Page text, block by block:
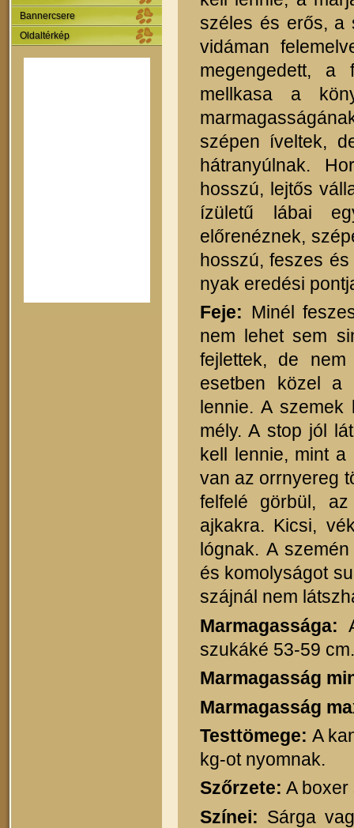
Bannercsere
Oldaltérkép
széles és erős, a
vidáman
megengedett, a
mellkasa a
szépen íveltek,
hátranyúlnak.
hosszú, lejtős
ízületű lábai
előrenéznek,
hosszú, feszes
nyak eredési
Feje: Minél
nem lehet sem
fejlettek, de
esetben közel a
lennie. A
mély. A stop jól
kell lennie, mint
van az orrnyereg
felfelé görbül,
ajkakra. Kicsi,
lógnak. A
és komolyságot
szájnál nem
Marmagassága:
szukáké 53-59 cm.
Marmagasság
Marmagasság
Testtömege: A
kg-ot nyomnak.
Szőrzete: A boxer
Színei: Sárga